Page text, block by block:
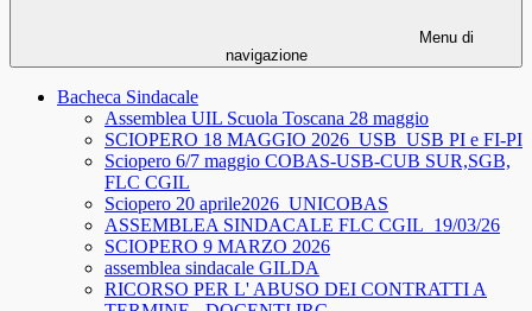
Menu di
navigazione
Bacheca Sindacale
Assemblea UIL Scuola Toscana 28 maggio
SCIOPERO 18 MAGGIO 2026_USB_USB PI e FI-PI
Sciopero 6/7 maggio COBAS-USB-CUB SUR,SGB,
FLC CGIL
Sciopero 20 aprile2026_UNICOBAS
ASSEMBLEA SINDACALE FLC CGIL_19/03/26
SCIOPERO 9 MARZO 2026
assemblea sindacale GILDA
RICORSO PER L' ABUSO DEI CONTRATTI A